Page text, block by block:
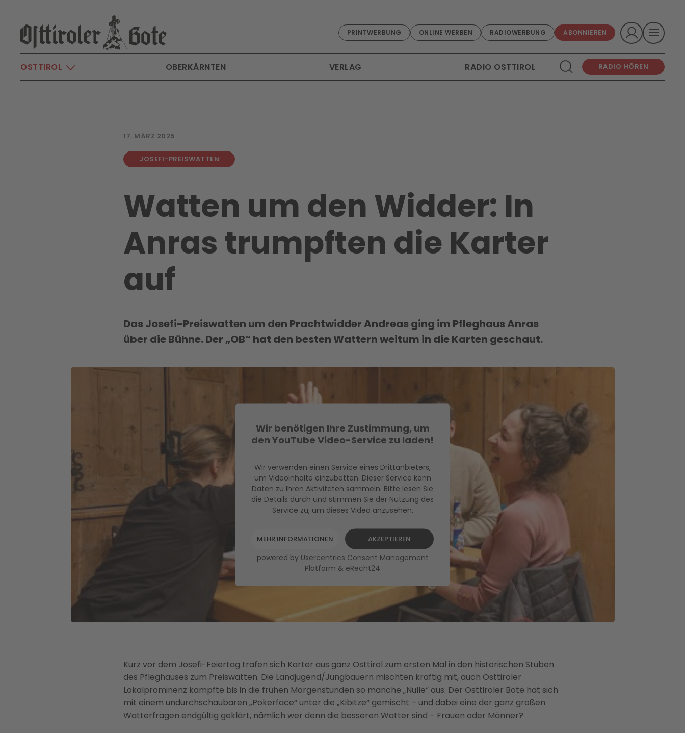
Skip to main content
PRINTWERBUNG ONLINE WERBEN RADIOWERBUNG ABONNIEREN
OSTTIROL OBERKÄRNTEN VERLAG RADIO OSTTIROL RADIO HÖREN
17. MÄRZ 2025
JOSEFI-PREISWATTEN
Watten um den Widder: In
Anras trumpften die Karter
auf
Das Josefi-Preiswatten um den Prachtwidder Andreas ging im Pfleghaus Anras
über die Bühne. Der „OB“ hat den besten Wattern weitum in die Karten geschaut.
Wir benötigen Ihre Zustimmung, um
den YouTube Video-Service zu laden!
Wir verwenden einen Service eines Drittanbieters,
um Videoinhalte einzubetten. Dieser Service kann
Daten zu Ihren Aktivitäten sammeln. Bitte lesen Sie
die Details durch und stimmen Sie der Nutzung des
Service zu, um dieses Video anzusehen.
MEHR INFORMATIONEN AKZEPTIEREN
powered by Usercentrics Consent Management
Platform & eRecht24
Kurz vor dem Josefi-Feiertag trafen sich Karter aus ganz Osttirol zum ersten Mal in den historischen Stuben
des Pfleghauses zum Preiswatten. Die Landjugend/Jungbauern mischten kräftig mit, auch Osttiroler
Lokalprominenz kämpfte bis in die frühen Morgenstunden so manche „Nulle“ aus. Der Osttiroler Bote hat sich
mit einem undurchschaubaren „Pokerface“ unter die „Kibitze“ gemischt – und dabei eine der ganz großen
Watterfragen endgültig geklärt, nämlich wer denn die besseren Watter sind – Frauen oder Männer?